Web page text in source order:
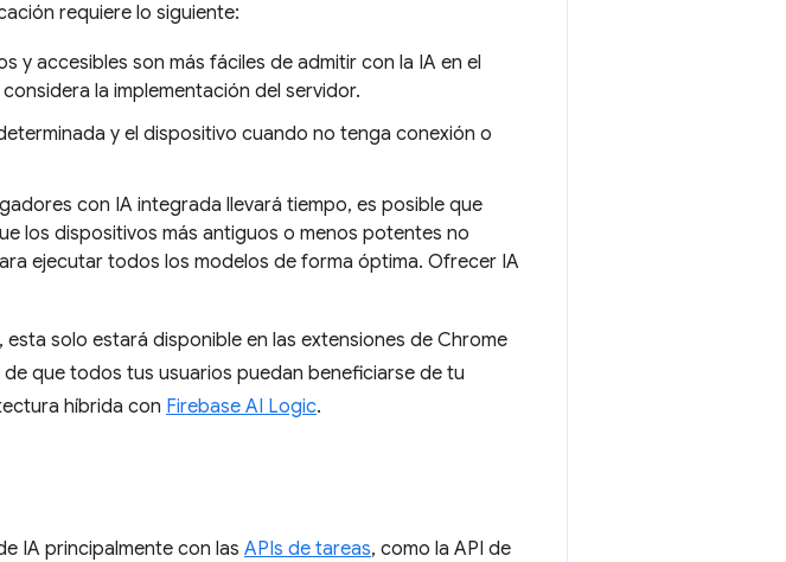
requiere lo siguiente:
y accesibles son más fáciles de admitir con la IA en el
la implementación del servidor.
y el dispositivo cuando no tenga conexión o
con IA integrada llevará tiempo, es posible que
los dispositivos más antiguos o menos potentes no
ejecutar todos los modelos de forma óptima. Ofrecer IA
, esta solo estará disponible en las extensiones de Chrome
que todos tus usuarios puedan beneficiarse de tu
híbrida con Firebase AI Logic.
IA principalmente con las APIs de tareas, como la API de